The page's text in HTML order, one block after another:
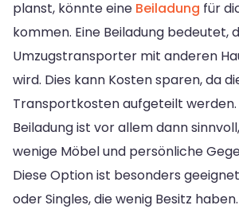
planst, könnte eine Beiladung für
kommen. Eine Beiladung bedeutet,
Umzugstransporter mit anderen
wird. Dies kann Kosten sparen, da
Transportkosten aufgeteilt werden.
Beiladung ist vor allem dann
wenige Möbel und persönliche
Diese Option ist besonders
oder Singles, die wenig Besitz haben.